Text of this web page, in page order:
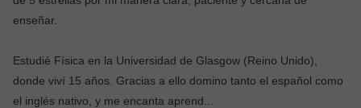
enseñar.
Estudié Física en la Universidad de Glasgow (Reino Unido),
donde viví 15 años. Gracias a ello domino tanto el español como
el inglés nativo, y me encanta aprend